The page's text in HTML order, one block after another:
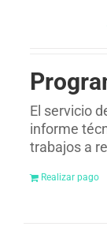
El servicio
informe
trabajos a
Realizar pago